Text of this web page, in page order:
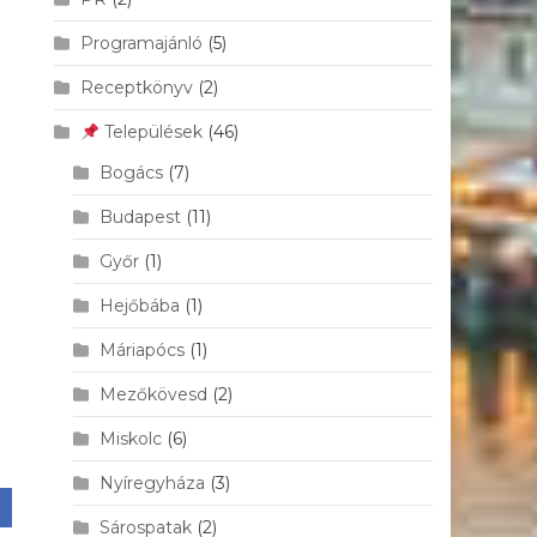
Programajánló (5)
Receptkönyv (2)
Települések (46)
Bogács (7)
Budapest (11)
Győr (1)
Hejőbába (1)
Máriapócs (1)
Mezőkövesd (2)
Miskolc (6)
Nyíregyháza (3)
Sárospatak (2)